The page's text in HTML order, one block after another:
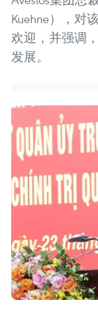
Kuehne），对
欢迎，并强调
发展。